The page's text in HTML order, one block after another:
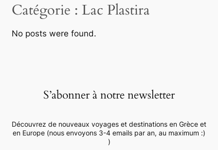
Catégorie : Lac Plastira
No posts were found.
S’abonner à notre newsletter
Découvrez de nouveaux voyages et destinations en Grèce et
en Europe (nous envoyons 3-4 emails par an, au maximum :)
)